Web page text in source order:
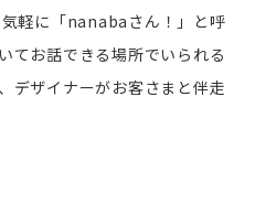
軽に「nanabaさん！」と呼
てお話できる場所でいられる
デザイナーがお客さまと伴走